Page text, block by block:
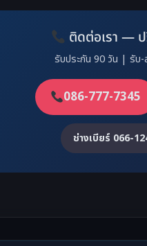
ติดต่อเรา —
รับประกัน 90 วัน | รับ
086-777-7345
ช่างเบียร์ 066-